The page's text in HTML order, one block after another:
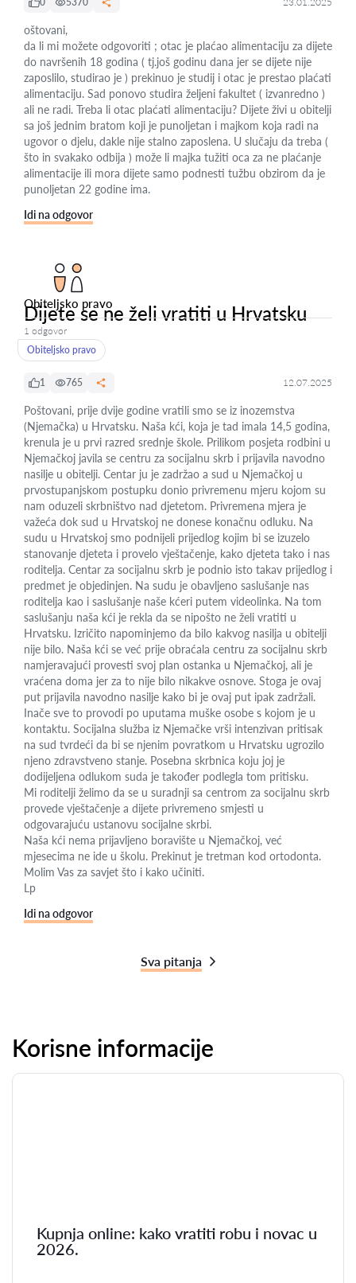
oštovani,
da li mi možete odgovoriti ; otac je plaćao alimentaciju za dijete
do navršenih 18 godina ( tj.još godinu dana jer se dijete nije
zaposlilo, studirao je ) prekinuo je studij i otac je prestao plaćati
alimentaciju. Sad ponovo studira željeni fakultet ( izvanredno )
ali ne radi. Treba li otac plaćati alimentaciju? Dijete živi u obitelji
sa još jednim bratom koji je punoljetan i majkom koja radi na
ugovor o djelu, dakle nije stalno zaposlena. U slučaju da treba (
što in svakako odbija ) može li majka tužiti oca za ne plaćanje
alimentacije ili mora dijete samo podnesti tužbu obzirom da je
punoljetan 22 godine ima.
Idi na odgovor
Obiteljsko pravo
Dijete se ne želi vratiti u Hrvatsku
1 odgovor
Obiteljsko pravo
1 765 12.07.2025
Poštovani, prije dvije godine vratili smo se iz inozemstva
(Njemačka) u Hrvatsku. Naša kći, koja je tad imala 14,5 godina,
krenula je u prvi razred srednje škole. Prilikom posjeta rodbini u
Njemačkoj javila se centru za socijalnu skrb i prijavila navodno
nasilje u obitelji. Centar ju je zadržao a sud u Njemačkoj u
prvostupanjskom postupku donio privremenu mjeru kojom su
nam oduzeli skrbništvo nad djetetom. Privremena mjera je
važeća dok sud u Hrvatskoj ne donese konačnu odluku. Na
sudu u Hrvatskoj smo podnijeli prijedlog kojim bi se izuzelo
stanovanje djeteta i provelo vještačenje, kako djeteta tako i nas
roditelja. Centar za socijalnu skrb je podnio isto takav prijedlog i
predmet je objedinjen. Na sudu je obavljeno saslušanje nas
roditelja kao i saslušanje naše kćeri putem videolinka. Na tom
saslušanju naša kći je rekla da se nipošto ne želi vratiti u
Hrvatsku. Izričito napominjemo da bilo kakvog nasilja u obitelji
nije bilo. Naša kći se već prije obraćala centru za socijalnu skrb
namjeravajući provesti svoj plan ostanka u Njemačkoj, ali je
vraćena doma jer za to nije bilo nikakve osnove. Stoga je ovaj
put prijavila navodno nasilje kako bi je ovaj put ipak zadržali.
Inače sve to provodi po uputama muške osobe s kojom je u
kontaktu. Socijalna služba iz Njemačke vrši intenzivan pritisak
na sud tvrdeći da bi se njenim povratkom u Hrvatsku ugrozilo
njeno zdravstveno stanje. Posebna skrbnica koju joj je
dodijeljena odlukom suda je također podlegla tom pritisku.
Mi roditelji želimo da se u suradnji sa centrom za socijalnu skrb
provede vještačenje a dijete privremeno smjesti u
odgovarajuću ustanovu socijalne skrbi.
Naša kći nema prijavljeno boravište u Njemačkoj, već
mjesecima ne ide u školu. Prekinut je tretman kod ortodonta.
Molim Vas za savjet što i kako učiniti.
Lp
Idi na odgovor
Sva pitanja
Korisne informacije
Kupnja online: kako vratiti robu i novac u
2026.